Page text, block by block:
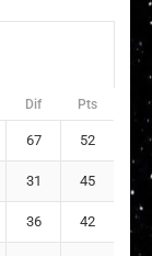
Dif Pts
67 52
31 45
36 42